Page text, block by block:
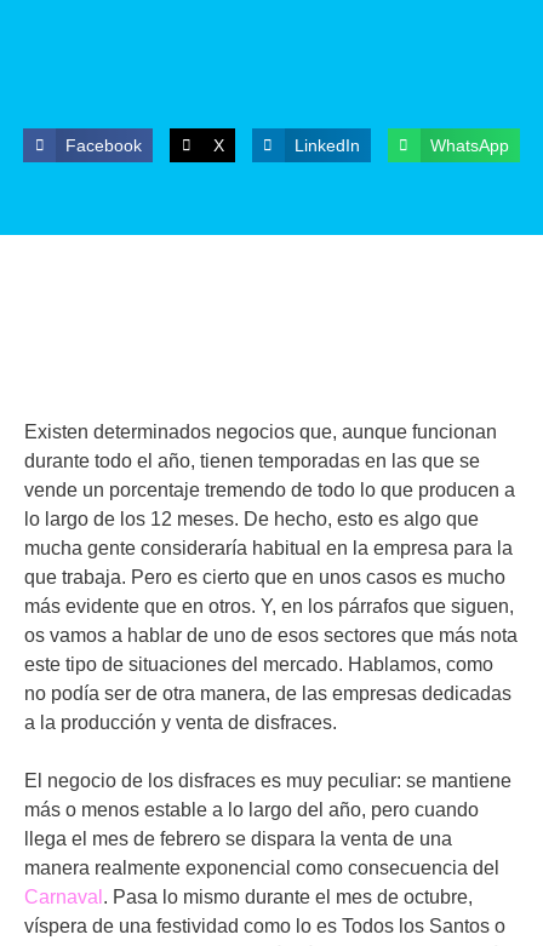
Facebook X LinkedIn WhatsApp
Existen determinados negocios que, aunque funcionan
durante todo el año, tienen temporadas en las que se
vende un porcentaje tremendo de todo lo que producen a
lo largo de los 12 meses. De hecho, esto es algo que
mucha gente consideraría habitual en la empresa para la
que trabaja. Pero es cierto que en unos casos es mucho
más evidente que en otros. Y, en los párrafos que siguen,
os vamos a hablar de uno de esos sectores que más nota
este tipo de situaciones del mercado. Hablamos, como
no podía ser de otra manera, de las empresas dedicadas
a la producción y venta de disfraces.
El negocio de los disfraces es muy peculiar: se mantiene
más o menos estable a lo largo del año, pero cuando
llega el mes de febrero se dispara la venta de una
manera realmente exponencial como consecuencia del
Carnaval . Pasa lo mismo durante el mes de octubre,
víspera de una festividad como lo es Todos los Santos o